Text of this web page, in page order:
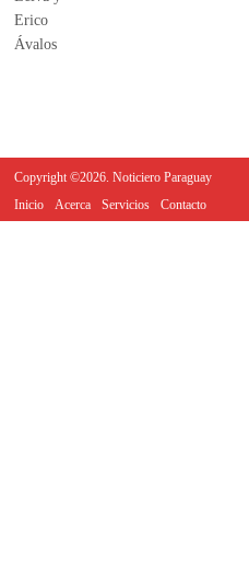
Copyright ©2026. Noticiero Paraguay
Inicio
Acerca Servicios Contacto